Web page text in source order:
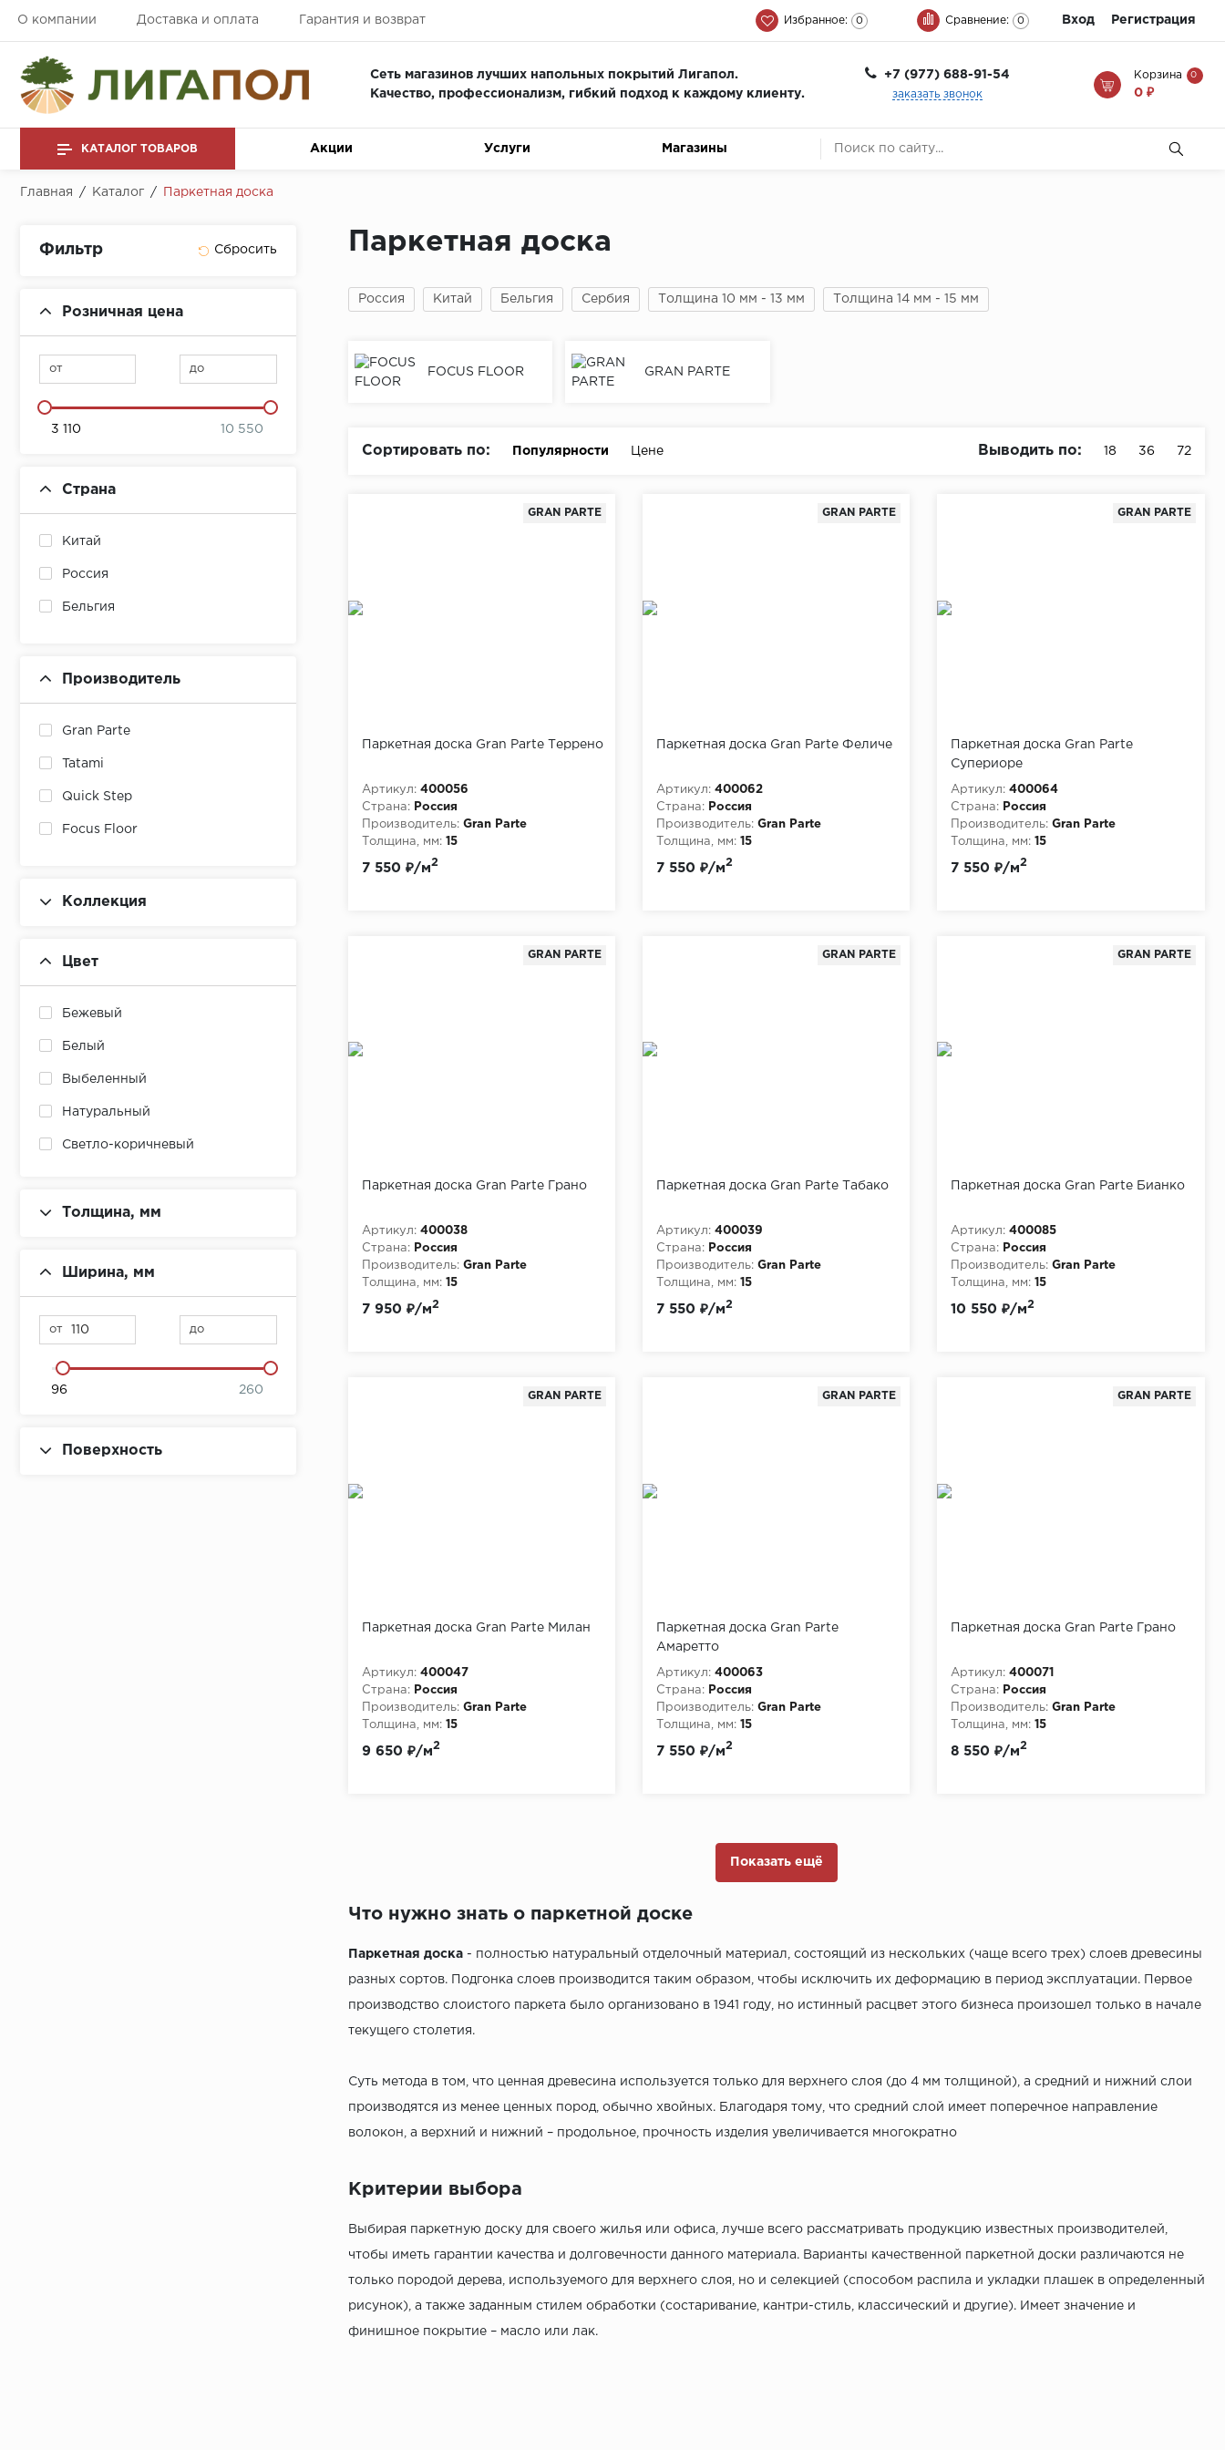
О компании Доставка и оплата Гарантия и возврат Избранное: 0 Сравнение: 0 Вход Регистрация
Сеть магазинов лучших напольных покрытий Лигапол.
Качество, профессионализм, гибкий подход к каждому клиенту.
+7 (977) 688-91-54
заказать звонок
Корзина 0
0 ₽
КАТАЛОГ ТОВАРОВ Акции Услуги Магазины
Главная / Каталог / Паркетная доска
Фильтр
Розничная цена
от до
3 110 10 550
Страна
Китай
Россия
Бельгия
Производитель
Gran Parte
Tatami
Quick Step
Focus Floor
Коллекция
Цвет
Бежевый
Белый
Выбеленный
Натуральный
Светло-коричневый
Серо-коричневый
Серый
Черный
Коричневый
Толщина, мм
Ширина, мм
от до
96 260
Поверхность
Паркетная доска
Россия Китай Бельгия Сербия Толщина 10 мм - 13 мм Толщина 14 мм - 15 мм
FOCUS FLOOR GRAN PARTE
Сортировать по: Популярности Цене Выводить по: 18 36 72
GRAN PARTE
Паркетная доска Gran Parte Террено
Артикул: 400056
Страна:
Россия
Производитель: Gran Parte
Толщина, мм: 15
7 550 ₽/м2
GRAN PARTE
Паркетная доска Gran Parte Феличе
Артикул: 400062
Страна:
Россия
Производитель: Gran Parte
Толщина, мм: 15
7 550 ₽/м2
GRAN PARTE
Паркетная доска Gran Parte
Супериоре
Артикул: 400064
Страна:
Россия
Производитель: Gran Parte
Толщина, мм: 15
7 550 ₽/м2
GRAN PARTE
Паркетная доска Gran Parte Грано
Артикул: 400038
Страна:
Россия
Производитель: Gran Parte
Толщина, мм: 15
7 950 ₽/м2
GRAN PARTE
Паркетная доска Gran Parte Табако
Артикул: 400039
Страна:
Россия
Производитель: Gran Parte
Толщина, мм: 15
7 550 ₽/м2
GRAN PARTE
Паркетная доска Gran Parte Бианко
Артикул: 400085
Страна:
Россия
Производитель: Gran Parte
Толщина, мм: 15
10 550 ₽/м2
GRAN PARTE
Паркетная доска Gran Parte Милан
Артикул: 400047
Страна:
Россия
Производитель: Gran Parte
Толщина, мм: 15
9 650 ₽/м2
GRAN PARTE
Паркетная доска Gran Parte
Амаретто
Артикул: 400063
Страна:
Россия
Производитель: Gran Parte
Толщина, мм: 15
7 550 ₽/м2
GRAN PARTE
Паркетная доска Gran Parte Грано
Артикул: 400071
Страна:
Россия
Производитель: Gran Parte
Толщина, мм: 15
8 550 ₽/м2
Показать ещё
Что нужно знать о паркетной доске
Паркетная доска - полностью натуральный отделочный материал, состоящий из нескольких (чаще всего трех) слоев древесины
разных сортов. Подгонка слоев производится таким образом, чтобы исключить их деформацию в период эксплуатации. Первое
производство слоистого паркета было организовано в 1941 году, но истинный расцвет этого бизнеса произошел только в начале
текущего столетия.
Суть метода в том, что ценная древесина используется только для верхнего слоя (до 4 мм толщиной), а средний и нижний слои
производятся из менее ценных пород, обычно хвойных. Благодаря тому, что средний слой имеет поперечное направление
волокон, а верхний и нижний – продольное, прочность изделия увеличивается многократно
Критерии выбора
Выбирая паркетную доску для своего жилья или офиса, лучше всего рассматривать продукцию известных производителей,
чтобы иметь гарантии качества и долговечности данного материала. Варианты качественной паркетной доски различаются не
только породой дерева, используемого для верхнего слоя, но и селекцией (способом распила и укладки плашек в определенный
рисунок), а также заданным стилем обработки (состаривание, кантри-стиль, классический и другие). Имеет значение и
финишное покрытие – масло или лак.